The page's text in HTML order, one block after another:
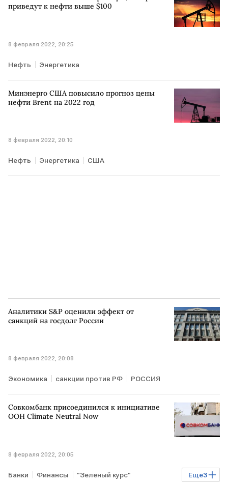
приведут к нефти выше $100
8 февраля 2022, 20:25
Нефть Энергетика
Минэнерго США повысило прогноз цены
нефти Brent на 2022 год
8 февраля 2022, 20:10
Нефть Энергетика США
Аналитики S&P оценили эффект от
санкций на госдолг России
8 февраля 2022, 20:08
Экономика санкции против РФ РОССИЯ
Совкомбанк присоединился к инициативе
ООН Climate Neutral Now
8 февраля 2022, 20:05
Еще3
Банки Финансы "Зеленый курс"